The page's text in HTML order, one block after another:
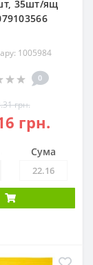
35шт/ящ
1005984
0
грн.
грн.
Сума